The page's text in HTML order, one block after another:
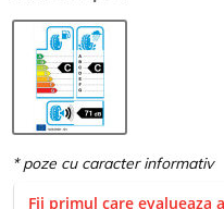
Fii primul care evalueaza